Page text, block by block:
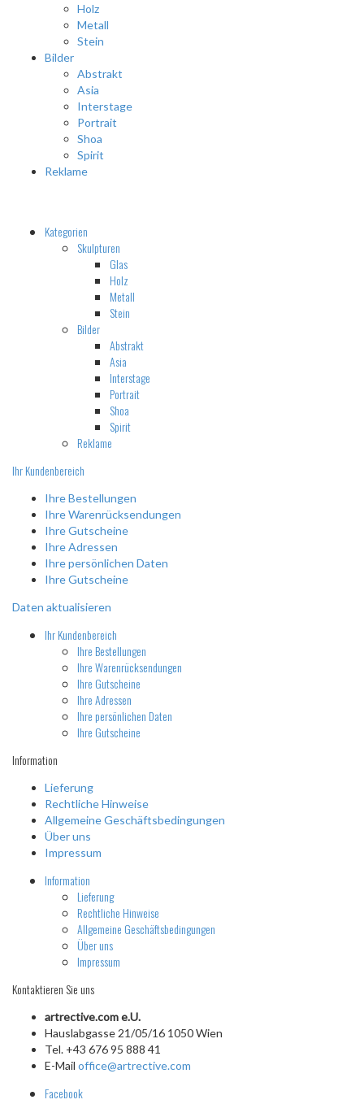
Holz
Metall
Stein
Bilder
Abstrakt
Asia
Interstage
Portrait
Shoa
Spirit
Reklame
Kategorien
Skulpturen
Glas
Holz
Metall
Stein
Bilder
Abstrakt
Asia
Interstage
Portrait
Shoa
Spirit
Reklame
Ihr Kundenbereich
Ihre Bestellungen
Ihre Warenrücksendungen
Ihre Gutscheine
Ihre Adressen
Ihre persönlichen Daten
Ihre Gutscheine
Daten aktualisieren
Ihr Kundenbereich
Ihre Bestellungen
Ihre Warenrücksendungen
Ihre Gutscheine
Ihre Adressen
Ihre persönlichen Daten
Ihre Gutscheine
Information
Lieferung
Rechtliche Hinweise
Allgemeine Geschäftsbedingungen
Über uns
Impressum
Information
Lieferung
Rechtliche Hinweise
Allgemeine Geschäftsbedingungen
Über uns
Impressum
Kontaktieren Sie uns
artrective.com e.U.
Hauslabgasse 21/05/16 1050 Wien
Tel. +43 676 95 888 41
E-Mail office@artrective.com
Facebook